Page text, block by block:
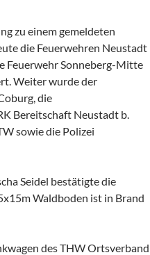
zu einem gemeldeten
die Feuerwehren Neustadt
Feuerwehr Sonneberg-Mitte
Weiter wurde der
die
Bereitschaft Neustadt b.
sowie die Polizei
Seidel bestätigte die
Waldboden ist in Brand
des THW Ortsverband